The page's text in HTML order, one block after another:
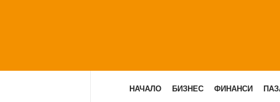
НАЧАЛО БИЗНЕС ФИНАНСИ